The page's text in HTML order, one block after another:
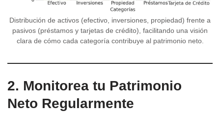
Distribución de activos (efectivo, inversiones, propiedad) frente a
pasivos (préstamos y tarjetas de crédito), facilitando una visión
clara de cómo cada categoría contribuye al patrimonio neto.
2. Monitorea tu Patrimonio
Neto Regularmente